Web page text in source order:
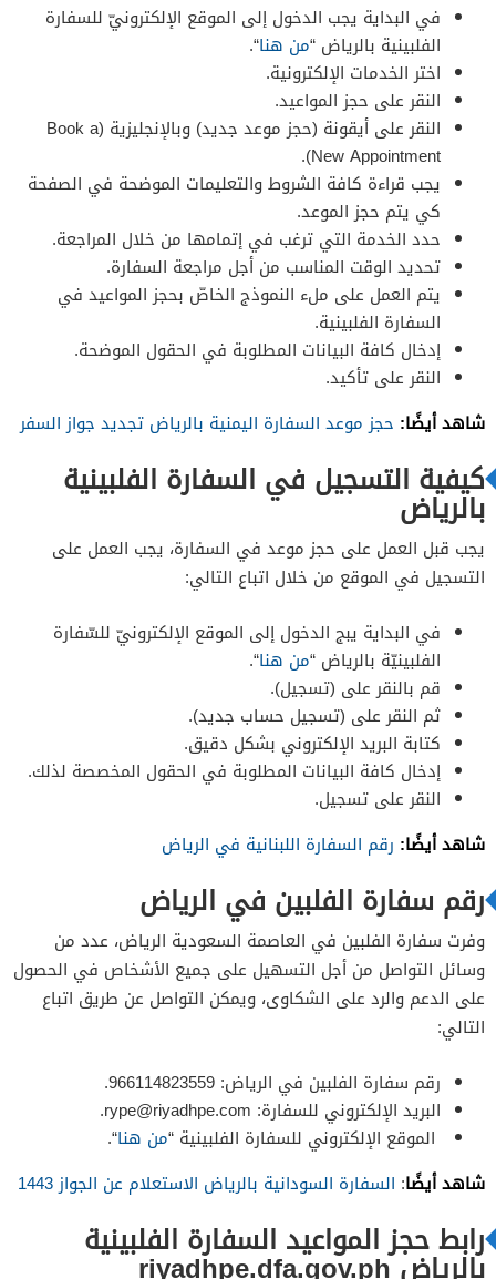
في البداية يجب الدخول إلى الموقع الإلكترونيّ للسفارة
الفلبينية بالرياض “من هنا“.
اختر الخدمات الإلكترونية.
النقر على حجز المواعيد.
النقر على أيقونة (حجز موعد جديد) وبالإنجليزية (Book a
New Appointment).
يجب قراءة كافة الشروط والتعليمات الموضحة في الصفحة
كي يتم حجز الموعد.
حدد الخدمة التي ترغب في إتمامها من خلال المراجعة.
تحديد الوقت المناسب من أجل مراجعة السفارة.
يتم العمل على ملء النموذج الخاصّ بحجز المواعيد في
السفارة الفلبينية.
إدخال كافة البيانات المطلوبة في الحقول الموضحة.
النقر على تأكيد.
شاهد أيضًا: حجز موعد السفارة اليمنية بالرياض تجديد جواز السفر
كيفية التسجيل في السفارة الفلبينية
بالرياض
يجب قبل العمل على حجز موعد في السفارة، يجب العمل على
التسجيل في الموقع من خلال اتباع التالي:
في البداية يبج الدخول إلى الموقع الإلكترونيّ للسّفارة
الفلبينيّة بالرياض “من هنا“.
قم بالنقر على (تسجيل).
ثم النقر على (تسجيل حساب جديد).
كتابة البريد الإلكتروني بشكل دقيق.
إدخال كافة البيانات المطلوبة في الحقول المخصصة لذلك.
النقر على تسجيل.
شاهد أيضًا: رقم السفارة اللبنانية في الرياض
رقم سفارة الفلبين في الرياض
وفرت سفارة الفلبين في العاصمة السعودية الرياض، عدد من
وسائل التواصل من أجل التسهيل على جميع الأشخاص في الحصول
على الدعم والرد على الشكاوى، ويمكن التواصل عن طريق اتباع
التالي:
رقم سفارة الفلبين في الرياض: 966114823559.
البريد الإلكتروني للسفارة: rype@riyadhpe.com
.
الموقع الإلكتروني للسفارة الفلبينية “من هنا“.
شاهد أيضًا: السفارة السودانية بالرياض الاستعلام عن الجواز 1443
رابط حجز المواعيد السفارة الفلبينية